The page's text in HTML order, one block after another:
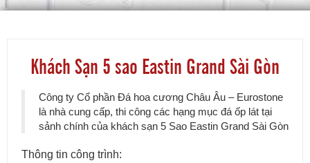
Khách Sạn 5 sao Eastin Grand Sài Gòn
Công ty Cổ phần Đá hoa cương Châu Âu – Eurostone
là nhà cung cấp, thi công các hạng mục đá ốp lát tại
sảnh chính của khách sạn 5 Sao Eastin Grand Sài Gòn
Thông tin công trình: